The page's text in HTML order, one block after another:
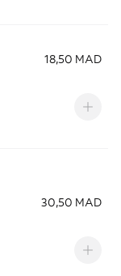
18,50 MAD
30,50 MAD